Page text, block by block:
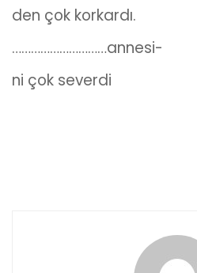
den çok korkardı.
…………………………annesi-
ni çok severdi